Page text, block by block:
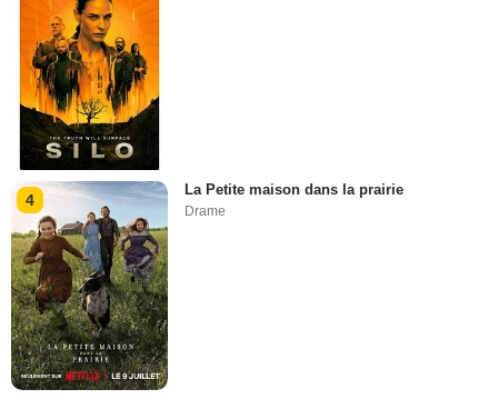
4
La Petite maison dans la prairie
Drame